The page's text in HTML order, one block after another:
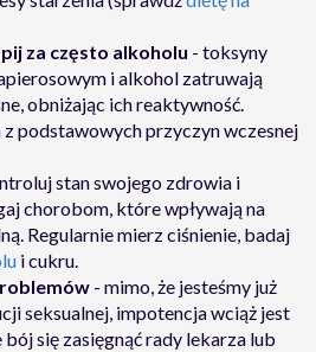
za często alkoholu - toksyny
i alkohol zatruwają
obniżając ich reaktywność.
z podstawowych przyczyn wczesnej
stan swojego zdrowia i
chorobom, które wpływają na
Regularnie mierz ciśnienie, badaj
i cukru.
- mimo, że jesteśmy już
seksualnej, impotencja wciąż jest
się zasięgnąć rady lekarza lub